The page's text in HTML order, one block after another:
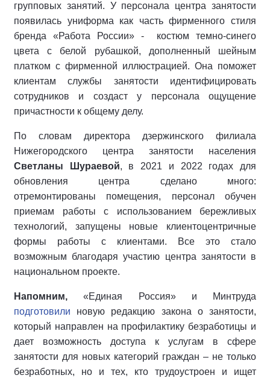
групповых занятий. У персонала центра занятости
появилась униформа как часть фирменного стиля
бренда «Работа России» - костюм темно-синего
цвета с белой рубашкой, дополненный шейным
платком с фирменной иллюстрацией. Она поможет
клиентам службы занятости идентифицировать
сотрудников и создаст у персонала ощущение
причастности к общему делу.
По словам директора дзержинского филиала
Нижегородского центра занятости населения
Светланы Шураевой, в 2021 и 2022 годах для
обновления центра сделано много:
отремонтированы помещения, персонал обучен
приемам работы с использованием бережливых
технологий, запущены новые клиентоцентричные
формы работы с клиентами. Все это стало
возможным благодаря участию центра занятости в
национальном проекте.
Напомним,«Единая Россия» и Минтруда
подготовили новую редакцию закона о занятости,
который направлен на профилактику безработицы и
дает возможность доступа к услугам в сфере
занятости для новых категорий граждан – не только
безработных, но и тех, кто трудоустроен и ищет